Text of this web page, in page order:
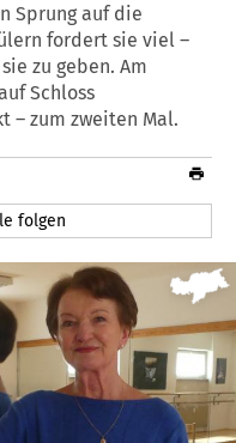
Sprung auf die
fordert sie viel –
zu geben. Am
Schloss
– zum zweiten Mal.
folgen